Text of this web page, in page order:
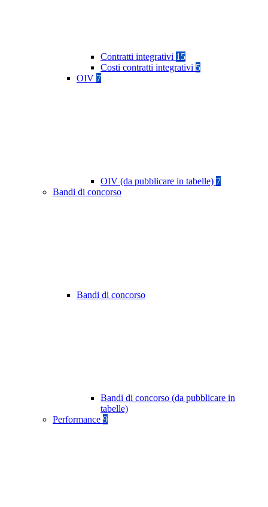
Contratti integrativi 15
Costi contratti integrativi 5
OIV 7
OIV (da pubblicare in tabelle) 7
Bandi di concorso
Bandi di concorso
Bandi di concorso (da pubblicare in
tabelle)
Performance 9